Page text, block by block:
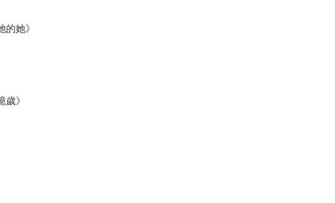
她》
》